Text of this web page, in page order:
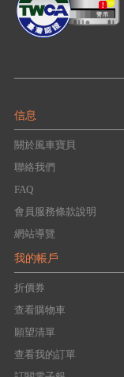
信息
關於風車寶貝
聯絡我們
FAQ
會員服務條款說明
網站導覽
我的帳戶
折價券
查看購物車
願望清單
查看我的訂單